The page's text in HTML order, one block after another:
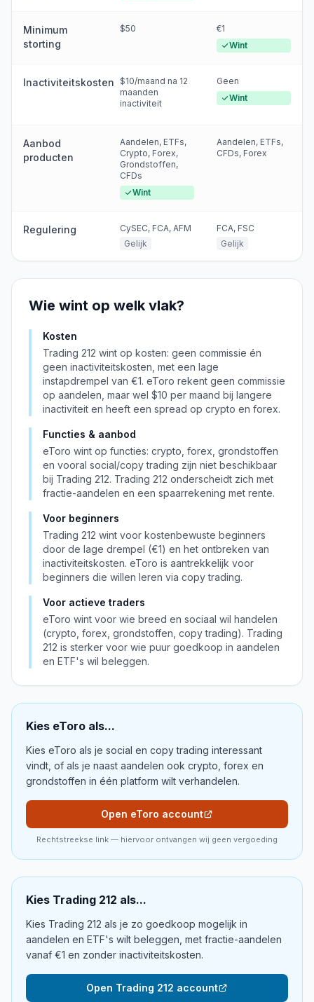
Minimum
storting
$50
€1
Wint
Inactiviteitskosten $10/maand na 12
maanden
inactiviteit
Geen
Wint
Aanbod
producten
Aandelen, ETFs,
Crypto, Forex,
Grondstoffen,
CFDs
Wint
Aandelen, ETFs,
CFDs, Forex
Regulering
CySEC, FCA, AFM
Gelijk
FCA, FSC
Gelijk
Wie wint op welk vlak?
Kosten
Trading 212 wint op kosten: geen commissie én
geen inactiviteitskosten, met een lage
instapdrempel van €1. eToro rekent geen commissie
op aandelen, maar wel $10 per maand bij langere
inactiviteit en heeft een spread op crypto en forex.
Functies & aanbod
eToro wint op functies: crypto, forex, grondstoffen
en vooral social/copy trading zijn niet beschikbaar
bij Trading 212. Trading 212 onderscheidt zich met
fractie-aandelen en een spaarrekening met rente.
Voor beginners
Trading 212 wint voor kostenbewuste beginners
door de lage drempel (€1) en het ontbreken van
inactiviteitskosten. eToro is aantrekkelijk voor
beginners die willen leren via copy trading.
Voor actieve traders
eToro wint voor wie breed en sociaal wil handelen
(crypto, forex, grondstoffen, copy trading). Trading
212 is sterker voor wie puur goedkoop in aandelen
en ETF's wil beleggen.
Kies eToro als...
Kies eToro als je social en copy trading interessant
vindt, of als je naast aandelen ook crypto, forex en
grondstoffen in één platform wilt verhandelen.
Open eToro account
Rechtstreekse link — hiervoor ontvangen wij geen vergoeding
Kies Trading 212 als...
Kies Trading 212 als je zo goedkoop mogelijk in
aandelen en ETF's wilt beleggen, met fractie-aandelen
vanaf €1 en zonder inactiviteitskosten.
Open Trading 212 account